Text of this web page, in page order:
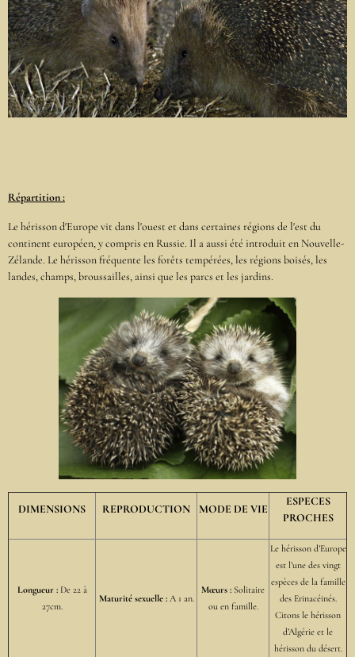
Répartition :
Le hérisson d'Europe vit dans l'ouest et dans certaines régions de l'est du
continent européen, y compris en Russie. Il a aussi été introduit en Nouvelle-
Zélande. Le hérisson fréquente les forêts tempérées, les régions boisés, les
landes, champs, broussailles, ainsi que les parcs et les jardins.
DIMENSIONS REPRODUCTION MODE DE VIE
ESPECES
PROCHES
Longueur :De 22 à
27cm.
Maturité sexuelle :A 1 an.
Mœurs : Solitaire
ou en famille.
Le hérisson d’Europe
est l’une des vingt
espèces de la famille
des Erinacéinés.
Citons le hérisson
d’Algérie et le
hérisson du désert.